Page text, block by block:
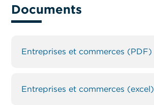
Documents
Entreprises et commerces (PDF)
Entreprises et commerces (excel)